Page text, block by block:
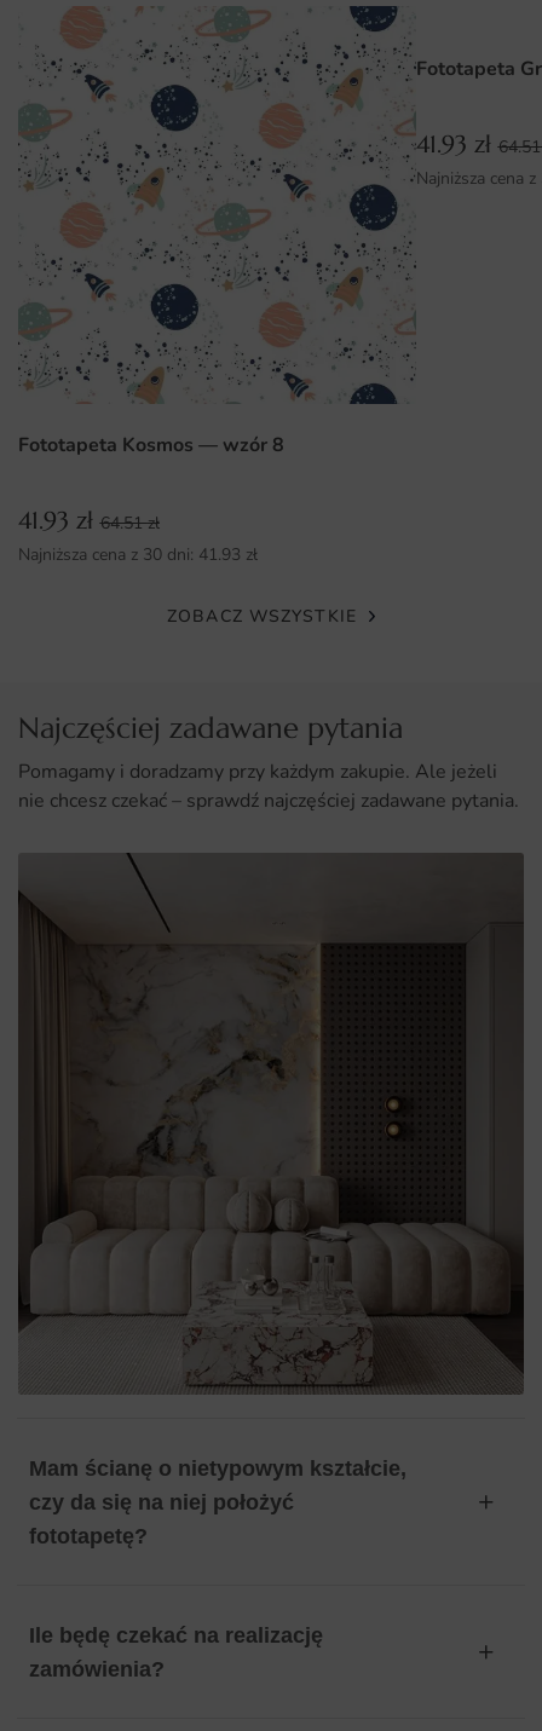
Montaż jest niezwykle prosty i nie wymaga
specjalistycznych umiejętności. Wystarczy kilka prostych
kroków, aby cieszyć się nową dekoracją w swoim domu.
Dlaczego warto wybrać tę fototapetę
Subtelny i elegancki design, który wprowadza harmonię do
wnętrza.
Wysoka jakość druku, zapewniająca trwałość kolorów i
odporność na uszkodzenia.
Łatwy montaż, który można wykonać samodzielnie.
Możliwość zamówienia na wymiar, idealnie
dopasowanego do Twojej przestrzeni.
Fototapeta Kosmos — wzór 8
41.93 zł 64.51zł
Najniższa cena z 30 dni: 41.93 zł
Fototapeta
41.93 zł
Najniższa cena
ZOBACZ WSZYSTKIE
Najczęściej zadawane pytania
Pomagamy i doradzamy przy każdym zakupie. Ale jeżeli
nie chcesz czekać – sprawdź najczęściej zadawane pytania.
Mam ścianę o nietypowym kształcie,
czy da się na niej położyć
fototapetę?
Ile będę czekać na realizację
zamówienia?